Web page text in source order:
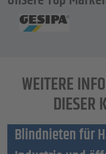
WEITERE
DIESER
Blindnieten für